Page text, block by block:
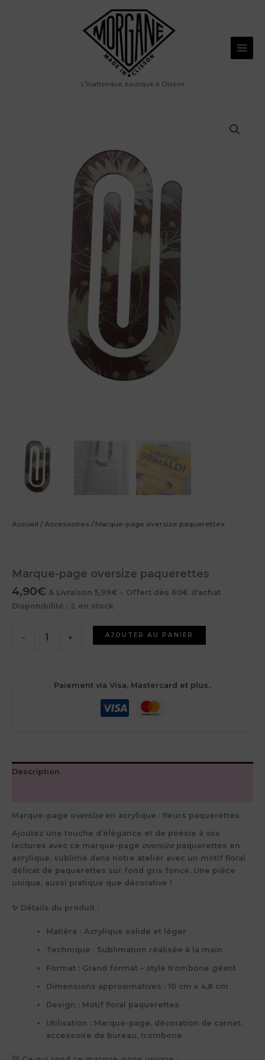
L'Inattendue, boutique à Clisson
Accueil / Accessoires / Marque-page oversize paquerettes
Marque-page oversize paquerettes
4,90€ & Livraison 5,99€ - Offert dès 60€ d'achat
Disponibilité : 2 en stock
-
paquerettes
+ AJOUTER AU PANIER
Paiement via Visa, Mastercard et plus..
Description
Marque-page o versize en acrylique : fleurs paquerettes
Ajoutez une touche d’élégance et de poésie à vos
lectures avec ce marque-page oversize paquerettes en
acrylique, sublimé dans notre atelier avec un motif floral
délicat de paquerettes sur fond gris foncé. Une pièce
unique, aussi pratique que décorative !
✨ Détails du produit :
Matière : Acrylique solide et léger
Technique : Sublimation réalisée à la main
Format : Grand format – style trombone géant
Dimensions approximatives : 10 cm x 4,8 cm
Design : Motif floral paquerettes
Utilisation : Marque-page, décoration de carnet,
accessoire de bureau, trombone